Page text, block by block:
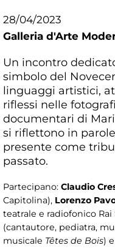
28/04/2023
Galleria d'Arte
Un incontro
simbolo del
linguaggi artistici,
riflessi nelle
documentari di
si riflettono in
presente come
passato.
Partecipano: Claudio
Capitolina), Lorenzo
teatrale e radiofonico Rai
(cantautore, pediatra,
musicale Têtes de Bois) e